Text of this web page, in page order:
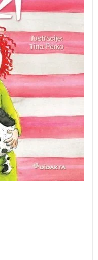
mamo, očetom in
kmetiji. Ima
backa Joca, ki